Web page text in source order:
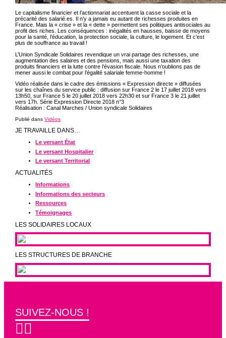
Le capitalisme financier et l’actionnariat accentuent la casse sociale et la
précarité des salarié.es. Il n’y a jamais eu autant de richesses produites en
France. Mais la « crise » et la « dette » permettent ses politiques antisociales au
profit des riches. Les conséquences : inégalités en hausses, baisse de moyens
pour la santé, l’éducation, la protection sociale, la culture, le logement. Et c’est
plus de souffrance au travail !
L’Union Syndicale Solidaires revendique un vrai partage des richesses, une
augmentation des salaires et des pensions, mais aussi une taxation des
produits financiers et la lutte contre l’évasion fiscale. Nous n’oublions pas de
mener aussi le combat pour l’égalité salariale femme-homme !
Vidéo réalisée dans le cadre des émissions « Expression directe » diffusées
sur les chaînes du service public : diffusion sur France 2 le 17 juillet 2018 vers
13h50, sur France 5 le 20 juillet 2018 vers 22h30 et sur France 3 le 21 juillet
vers 17h. Série Expression Directe 2018 n°3
Réalisation : Canal Marches / Union syndicale Solidaires
Publié dansVidéos
JE TRAVAILLE DANS…
Le versant État
Le versant Hospitalier
Le versant Territorial
ACTUALITÉS
Informations
Informations des secteurs
Ressources
Témoignages
LES SOLIDAIRES LOCAUX
LES STRUCTURES DE BRANCHE
SUIVEZ-NOUS !